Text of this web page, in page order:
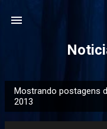
o
Mostrando postagens
2013